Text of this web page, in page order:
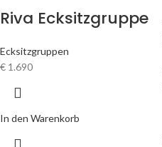
Riva Ecksitzgruppe
Ecksitzgruppen
€ 1.690
In den Warenkorb